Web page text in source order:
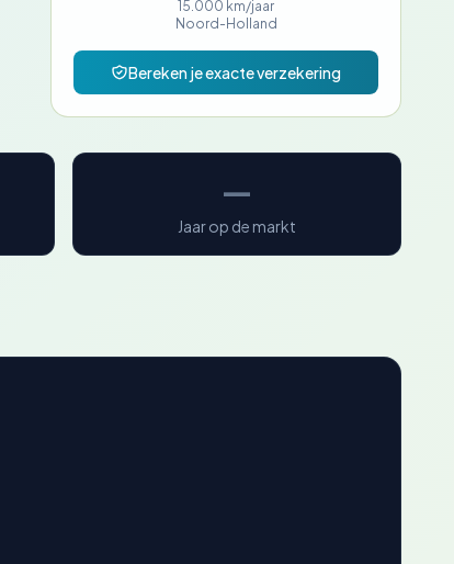
15.000 km/jaar
Noord-Holland
Bereken je exacte verzekering
—
Jaar op de markt